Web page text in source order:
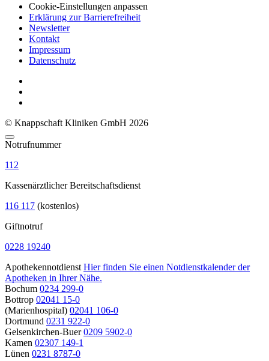
Cookie-Einstellungen anpassen
Erklärung zur Barrierefreiheit
Newsletter
Kontakt
Impressum
Datenschutz
© Knappschaft Kliniken GmbH 2026
Notrufnummer
112
Kassenärztlicher Bereitschaftsdienst
116 117 (kostenlos)
Giftnotruf
0228 19240
Apothekennotdienst Hier finden Sie einen Notdienstkalender der
Apotheken in Ihrer Nähe.
Bochum 0234 299-0
Bottrop 02041 15-0
(Marienhospital) 02041 106-0
Dortmund 0231 922-0
Gelsenkirchen-Buer 0209 5902-0
Kamen 02307 149-1
Lünen 0231 8787-0